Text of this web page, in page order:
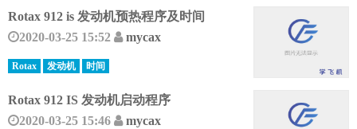
Rotax 912 is 发动机预热程序及时间
2020-03-25 15:52
mycax
Rotax 发动机 时间
Rotax 912 IS 发动机启动程序
2020-03-25 15:46
mycax